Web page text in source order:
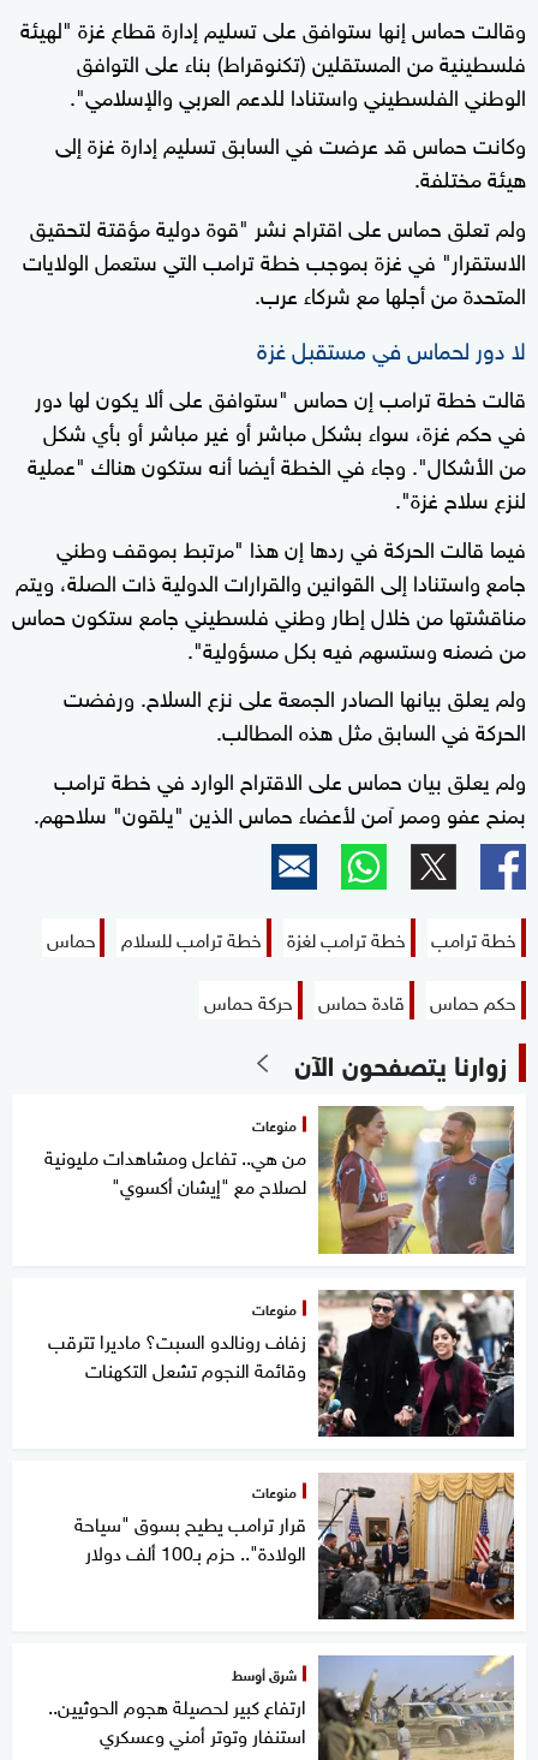
وقالت حماس إنها ستوافق على تسليم إدارة قطاع غزة "لهيئة
فلسطينية من المستقلين (تكنوقراط) بناء على التوافق
الوطني الفلسطيني واستنادا للدعم العربي والإسلامي".
وكانت حماس قد عرضت في السابق تسليم إدارة غزة إلى
هيئة مختلفة.
ولم تعلق حماس على اقتراح نشر "قوة دولية مؤقتة لتحقيق
الاستقرار" في غزة بموجب خطة ترامب التي ستعمل الولايات
المتحدة من أجلها مع شركاء عرب.
لا دور لحماس في مستقبل غزة
قالت خطة ترامب إن حماس "ستوافق على ألا يكون لها دور
في حكم غزة، سواء بشكل مباشر أو غير مباشر أو بأي شكل
من الأشكال". وجاء في الخطة أيضا أنه ستكون هناك "عملية
لنزع سلاح غزة".
فيما قالت الحركة في ردها إن هذا "مرتبط بموقف وطني
جامع واستنادا إلى القوانين والقرارات الدولية ذات الصلة، ويتم
مناقشتها من خلال إطار وطني فلسطيني جامع ستكون حماس
من ضمنه وستسهم فيه بكل مسؤولية".
ولم يعلق بيانها الصادر الجمعة على نزع السلاح. ورفضت
الحركة في السابق مثل هذه المطالب.
ولم يعلق بيان حماس على الاقتراح الوارد في خطة ترامب
بمنح عفو وممر آمن لأعضاء حماس الذين "يلقون" سلاحهم.
خطة ترامب خطة ترامب لغزة خطة ترامب للسلام
حماس
حكم حماس
قادة حماس حركة حماس
زوارنا يتصفحون الآن
منوعات
من هي.. تفاعل ومشاهدات مليونية
لصلاح مع "إيشان أكسوي"
منوعات
زفاف رونالدو السبت؟ ماديرا تترقب
وقائمة النجوم تشعل التكهنات
منوعات
قرار ترامب يطيح بسوق "سياحة
الولادة".. حزم بـ100 ألف دولار
شرق أوسط
ارتفاع كبير لحصيلة هجوم الحوثيين..
استنفار وتوتر أمني وعسكري